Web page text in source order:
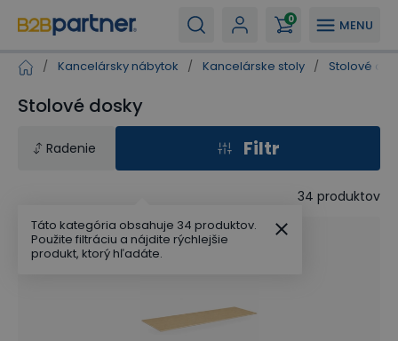
MENU
0
/ Kancelársky nábytok / Kancelárske stoly / Stolové
Stolové dosky
Radenie Filtr
34 produktov
Táto kategória obsahuje 34 produktov.
Použite filtráciu a nájdite rýchlejšie
produkt, ktorý hľadáte.